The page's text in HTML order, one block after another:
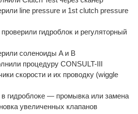
line pressure и 1st clutch pressure
гидроблок и регуляторный
соленоиды A и B
процедуру CONSULT-III
скорости и их проводку (wiggle
гидроблоке — промывка или замена
увеличенных клапанов